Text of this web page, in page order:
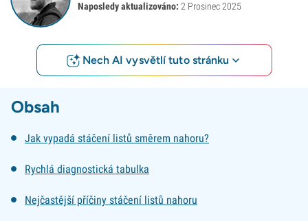
Naposledy aktualizováno: 2 Prosinec 2025
Nech AI vysvětlí tuto stránku
Obsah
Jak vypadá stáčení listů směrem nahoru?
Rychlá diagnostická tabulka
Nejčastější příčiny stáčení listů nahoru